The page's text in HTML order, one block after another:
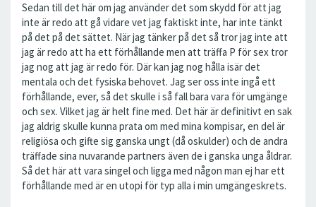
Sedan till det här om jag använder det som skydd för att jag
inte är redo att gå vidare vet jag faktiskt inte, har inte tänkt
på det på det sättet. När jag tänker på det så tror jag inte att
jag är redo att ha ett förhållande men att träffa P för sex tror
jag nog att jag är redo för. Där kan jag nog hålla isär det
mentala och det fysiska behovet. Jag ser oss inte ingå ett
förhållande, ever, så det skulle i så fall bara vara för umgänge
och sex. Vilket jag är helt fine med. Det här är definitivt en sak
jag aldrig skulle kunna prata om med mina kompisar, en del är
religiösa och gifte sig ganska ungt (då oskulder) och de andra
träffade sina nuvarande partners även de i ganska unga åldrar.
Så det här att vara singel och ligga med någon man ej har ett
förhållande med är en utopi för typ alla i min umgängeskrets.